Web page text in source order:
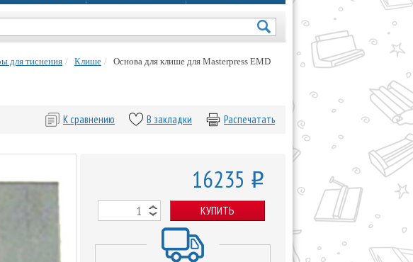
для тиснения Клише Основа для клише для Masterpress EMD
Распечатать
В закладки
К сравнению
16235 o
КУПИТЬ